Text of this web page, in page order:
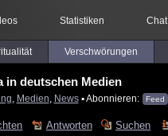
Statistiken Chat
Verschwörungen
in deutschen Medien
Medien News▪ Abonnieren: Feed
Antworten Suchen